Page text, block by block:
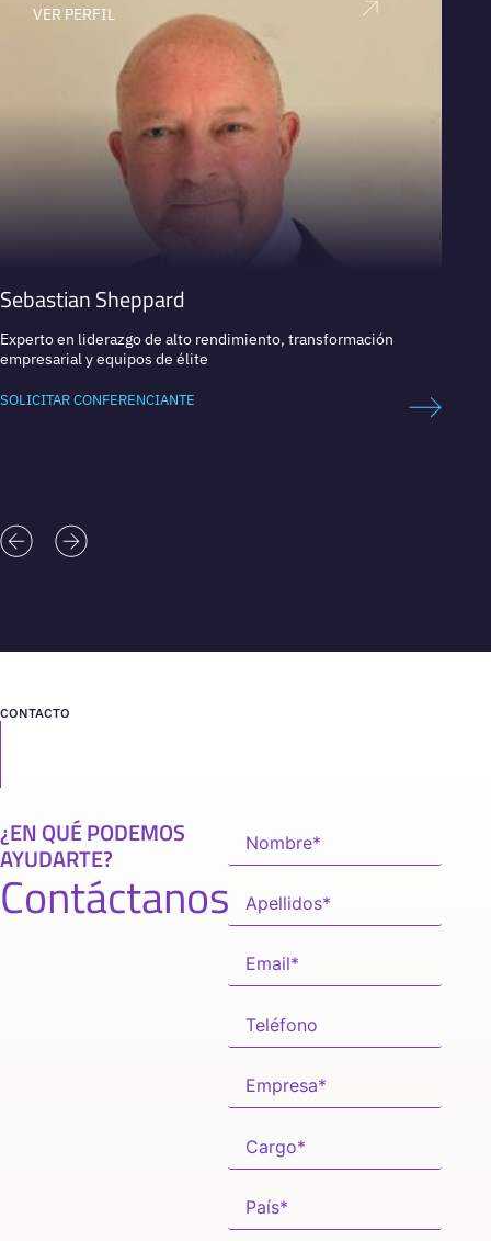
VER PERFIL
Sebastian Sheppard
Experto en liderazgo de alto rendimiento, transformación
empresarial y equipos de élite
SOLICITAR CONFERENCIANTE
CONTACTO
¿EN QUÉ PODEMOS
AYUDARTE?
Contáctanos